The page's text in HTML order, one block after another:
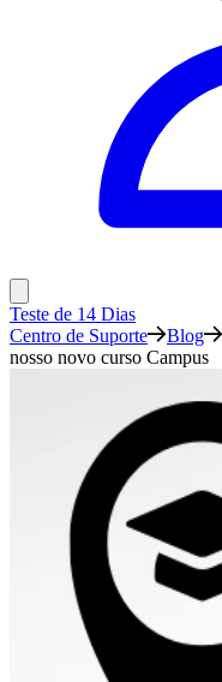
Teste de 14 Dias
Centro de Suporte
Blog
nosso novo curso Campus